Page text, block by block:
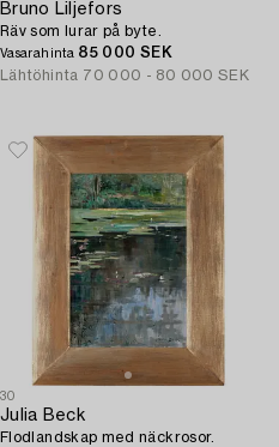
Bruno Liljefors
Räv som lurar på byte.
Vasarahinta 85 000 SEK
Lähtöhinta 70 000 - 80 000 SEK
30
Julia Beck
Flodlandskap med näckrosor.